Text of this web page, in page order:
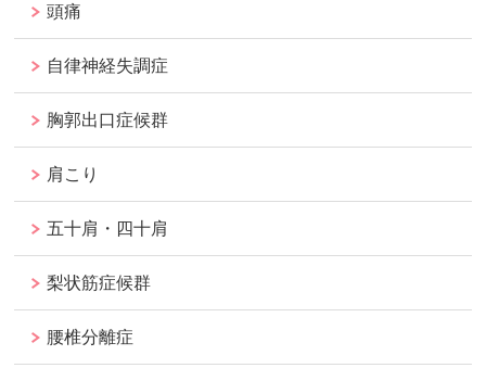
頭痛
自律神経失調症
胸郭出口症候群
肩こり
五十肩・四十肩
梨状筋症候群
腰椎分離症